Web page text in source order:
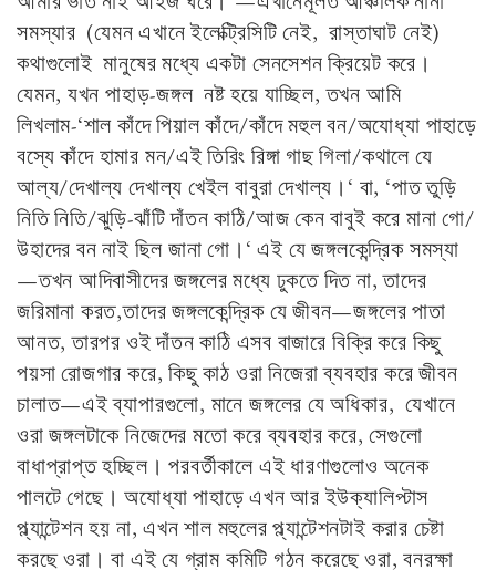
সমস্যার (যেমন এখানে ইলেক্ট্রিসিটি নেই, রাস্তাঘাট নেই)
কথাগুলোই মানুষের মধ্যে একটা সেনসেশন ক্রিয়েট করে।
যেমন, যখন পাহাড়-জঙ্গল নষ্ট হয়ে যাচ্ছিল, তখন আমি
লিখলাম-‘শাল কাঁদে পিয়াল কাঁদে/কাঁদে মহুল বন/অযোধ্যা পাহাড়ে
বস্যে কাঁদে হামার মন/এই তিরিং রিঙ্গা গাছ গিলা/কথালে যে
আল্য/দেখাল্য দেখাল্য খেইল বাবুরা দেখাল্য।‘ বা, ‘পাত তুড়ি
নিতি নিতি/ঝুড়ি-ঝাঁটি দাঁতন কাঠি/আজ কেন বাবুই করে মানা গো/
উহাদের বন নাই ছিল জানা গো।‘ এই যে জঙ্গলকেন্দ্রিক সমস্যা
—তখন আদিবাসীদের জঙ্গলের মধ্যে ঢুকতে দিত না, তাদের
জরিমানা করত,তাদের জঙ্গলকেন্দ্রিক যে জীবন—জঙ্গলের পাতা
আনত, তারপর ওই দাঁতন কাঠি এসব বাজারে বিক্রি করে কিছু
পয়সা রোজগার করে, কিছু কাঠ ওরা নিজেরা ব্যবহার করে জীবন
চালাত—এই ব্যাপারগুলো, মানে জঙ্গলের যে অধিকার, যেখানে
ওরা জঙ্গলটাকে নিজেদের মতো করে ব্যবহার করে, সেগুলো
বাধাপ্রাপ্ত হচ্ছিল। পরবর্তীকালে এই ধারণাগুলোও অনেক
পালটে গেছে। অযোধ্যা পাহাড়ে এখন আর ইউক্যালিপ্টাস
প্ল্যান্টেশন হয় না, এখন শাল মহুলের প্ল্যান্টেশনটাই করার চেষ্টা
করছে ওরা। বা এই যে গ্রাম কমিটি গঠন করেছে ওরা, বনরক্ষা